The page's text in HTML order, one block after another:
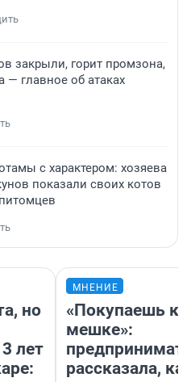
закрыли, горит промзона,
— главное об атаках
с характером: хозяева
показали своих котов
но
лет
МНЕНИЕ
«Покупаешь
мешке»:
рассказала,